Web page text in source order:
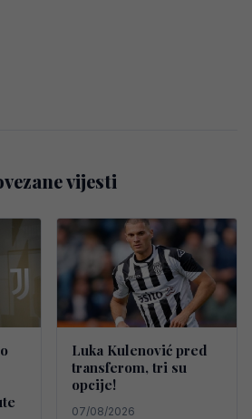
vijesti
Luka Kulenović pred
transferom, tri su
opcije!
07/08/2026